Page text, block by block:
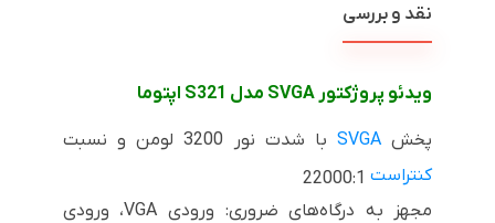
نقد و بررسی
ویدئو پروژکتور SVGA مدل S321 اپتوما
پخش SVGAبا شدت نور 3200 لومن و نسبت
کنتراست22000:1
مجهز به درگاه‌های ضروری: ورودی VGA، ورودی